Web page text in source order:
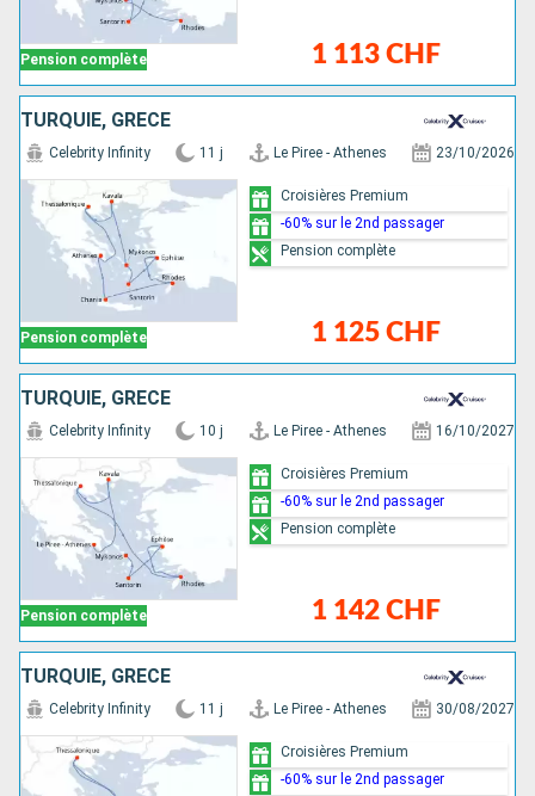
Pension complète 1 113 CHF
TURQUIE, GRÈCE
Pension complète
Celebrity Infinity 11 j Le Piree - Athenes 23/10/2026
1 125 CHF
Croisières Premium
-60% sur le 2nd passager
Pension complète
TURQUIE, GRÈCE
Pension complète
Celebrity Infinity 10 j Le Piree - Athenes 16/10/2027
1 142 CHF
Croisières Premium
-60% sur le 2nd passager
Pension complète
TURQUIE, GRÈCE
Celebrity Infinity 11 j Le Piree - Athenes 30/08/2027
Croisières Premium
-60% sur le 2nd passager